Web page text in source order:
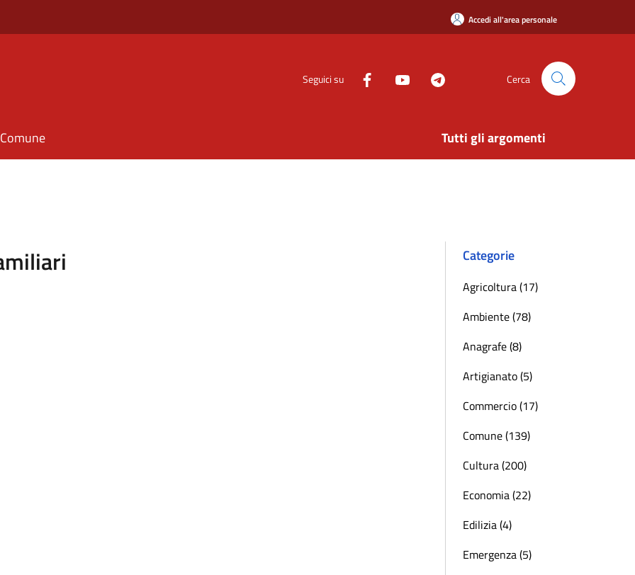
Accedi all'area personale
Seguici su Cerca
Tutti gli argomenti
Categorie
Agricoltura (17)
Ambiente (78)
Anagrafe (8)
Artigianato (5)
Commercio (17)
Comune (139)
Cultura (200)
Economia (22)
Edilizia (4)
Emergenza (5)